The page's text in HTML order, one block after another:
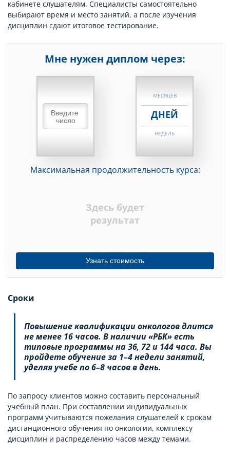
кабинете слушателям. Специалисты самостоятельно
выбирают время и место занятий, а после изучения
дисциплин сдают итоговое тестирование.
Мне нужен диплом через:
НЕДЕЛЬ
МЕСЯЦЕВ
ДНЕЙ
НЕДЕЛЬ
ДНЕЙ
Максимальная продолжительность курса:
Здесь будет
результат
Узнать стоимость
Сроки
Повышение квалификации онкологов длится
не менее 16 часов. В наличии «РБК» есть
типовые программы на 36, 72 и 144 часа. Вы
пройдете обучение за 1–4 недели занятий,
уделяя учебе по 6–8 часов в день.
По запросу клиентов можно составить персональный
учебный план. При составлении индивидуальных
программ учитываются пожелания слушателей к срокам
дистанционного обучения по онкологии, комплексу
дисциплин и распределению часов между темами.